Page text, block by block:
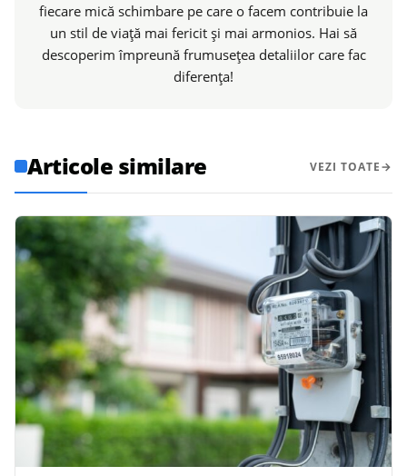
fiecare mică schimbare pe care o facem contribuie la
un stil de viață mai fericit și mai armonios. Hai să
descoperim împreună frumusețea detaliilor care fac
diferența!
Articole similare VEZI TOATE